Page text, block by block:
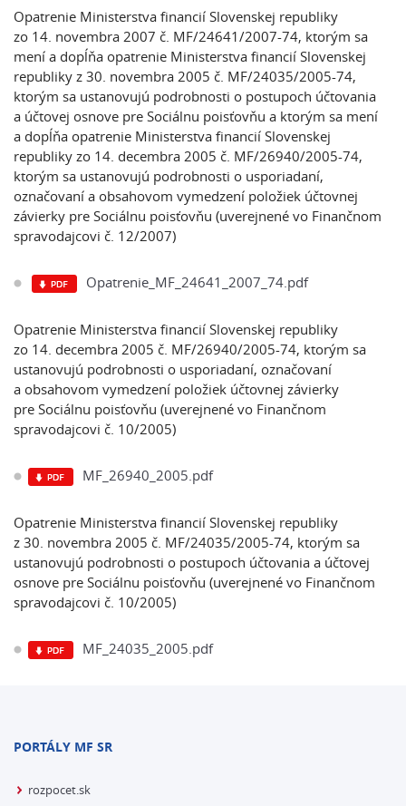
Opatrenie Ministerstva financií Slovenskej republiky
zo 14. novembra 2007 č. MF/24641/2007-74, ktorým sa
mení a dopĺňa opatrenie Ministerstva financií Slovenskej
republiky z 30. novembra 2005 č. MF/24035/2005-74,
ktorým sa ustanovujú podrobnosti o postupoch účtovania
a účtovej osnove pre Sociálnu poisťovňu a ktorým sa mení
a dopĺňa opatrenie Ministerstva financií Slovenskej
republiky zo 14. decembra 2005 č. MF/26940/2005-74,
ktorým sa ustanovujú podrobnosti o usporiadaní,
označovaní a obsahovom vymedzení položiek účtovnej
závierky pre Sociálnu poisťovňu (uverejnené vo Finančnom
spravodajcovi č. 12/2007)
Opatrenie_MF_24641_2007_74.pdf
Opatrenie Ministerstva financií Slovenskej republiky
zo 14. decembra 2005 č. MF/26940/2005-74, ktorým sa
ustanovujú podrobnosti o usporiadaní, označovaní
a obsahovom vymedzení položiek účtovnej závierky
pre Sociálnu poisťovňu (uverejnené vo Finančnom
spravodajcovi č. 10/2005)
MF_26940_2005.pdf
Opatrenie Ministerstva financií Slovenskej republiky
z 30. novembra 2005 č. MF/24035/2005-74, ktorým sa
ustanovujú podrobnosti o postupoch účtovania a účtovej
osnove pre Sociálnu poisťovňu (uverejnené vo Finančnom
spravodajcovi č. 10/2005)
MF_24035_2005.pdf
PORTÁLY MF SR
rozpocet.sk